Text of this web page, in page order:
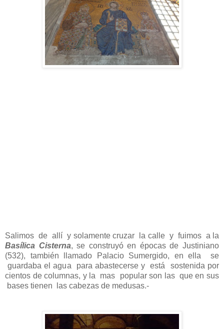
Salimos de allí y solamente cruzar la calle y fuimos a la
Basílica Cisterna, se construyó en épocas de Justiniano
(532), también llamado Palacio Sumergido, en ella se
guardaba el agua para abastecerse y está sostenida por
cientos de columnas, y la mas popular son las que en sus
bases tienen las cabezas de medusas.-